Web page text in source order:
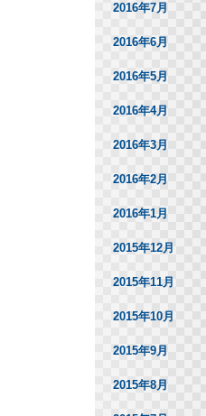
2016年7月
2016年6月
2016年5月
2016年4月
2016年3月
2016年2月
2016年1月
2015年12月
2015年11月
2015年10月
2015年9月
2015年8月